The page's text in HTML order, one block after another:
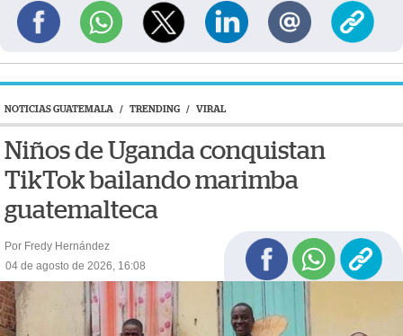
NOTICIAS GUATEMALA / TRENDING / VIRAL
Niños de Uganda conquistan
TikTok bailando marimba
guatemalteca
Por Fredy Hernández
04 de agosto de 2026, 16:08